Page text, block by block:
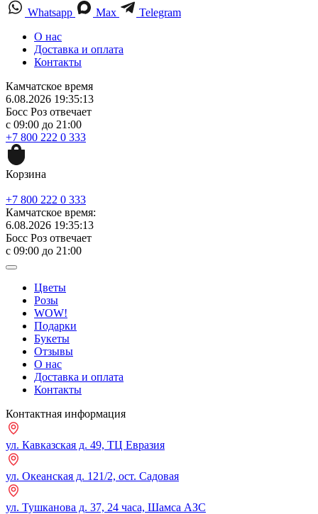
Whatsapp Max
Telegram
О нас
Доставка и оплата
Контакты
Камчатское время
6.08.2026 19:35:13
Босс Роз отвечает
с 09:00 до 21:00
+7 800 222 0 333
Корзина
+7 800 222 0 333
Камчатское время:
6.08.2026 19:35:13
Босс Роз отвечает
с 09:00 до 21:00
Цветы
Розы
WOW!
Подарки
Букеты
Отзывы
О нас
Доставка и оплата
Контакты
Контактная информация
ул. Кавказская д. 49, ТЦ Евразия
ул. Океанская д. 121/2, ост. Садовая
ул. Тушканова д. 37, 24 часа, Шамса АЗС